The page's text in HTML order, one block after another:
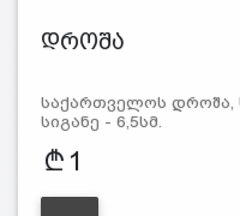
დროშა
საქართველოს დროშა,
სიგანე - 6,5სმ.
1